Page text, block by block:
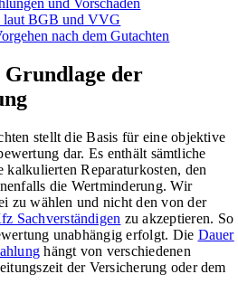
und Vorschäden
laut BGB und VVG
nach dem Gutachten
Grundlage der
stellt die Basis für eine objektive
dar. Es enthält sämtliche
kalkulierten Reparaturkosten, den
die Wertminderung. Wir
zu wählen und nicht den von der
Sachverständigen zu akzeptieren. So
unabhängig erfolgt. Die Dauer
hängt von verschiedenen
der Versicherung oder dem